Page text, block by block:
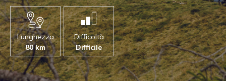
Lunghezza
80 km
Difficoltà
Difficile